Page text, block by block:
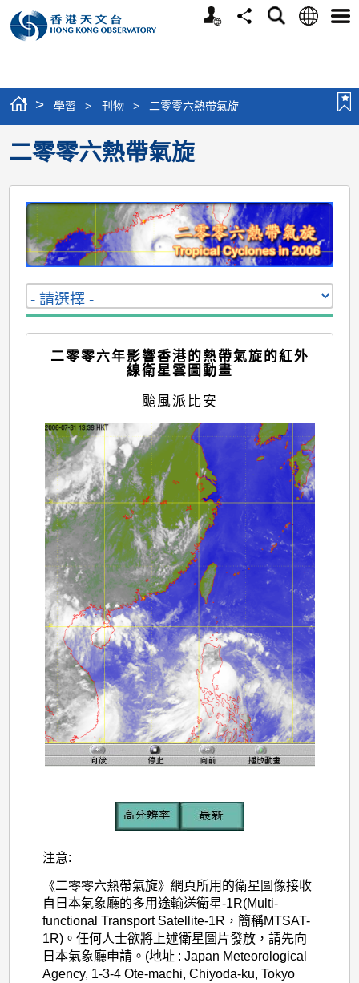
個
分
搜
語
選
> 學習 > 刊物 > 二零零六熱帶氣旋
二零零六熱帶氣旋
二零零六年影響香港的熱帶氣旋的紅外
線衛星雲圖動畫
颱風派比安
注意:
《二零零六熱帶氣旋》網頁所用的衛星圖像接收
自日本氣象廳的多用途輸送衛星-1R(Multi-
functional Transport Satellite-1R，簡稱MTSAT-
1R)。任何人士欲將上述衛星圖片發放，請先向
日本氣象廳申請。(地址 : Japan Meteorological
Agency, 1-3-4 Ote-machi, Chiyoda-ku, Tokyo